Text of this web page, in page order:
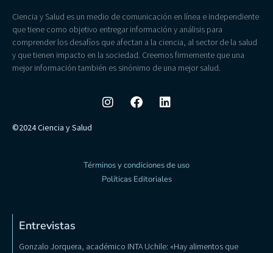
Ciencia y Salud es un medio de comunicación en línea e independiente
que tiene como objetivo entregar información y análisis para
comprender los desafíos que afectan a la ciencia, al sector de la salud
y que tienen impacto en la sociedad. Creemos firmemente que una
mejor información también es sinónimo de una mejor salud.
©2024 Ciencia y Salud
Términos y condiciones de uso
Políticas Editoriales
Entrevistas
Gonzalo Jorquera, académico INTA Uchile: «Hay alimentos que